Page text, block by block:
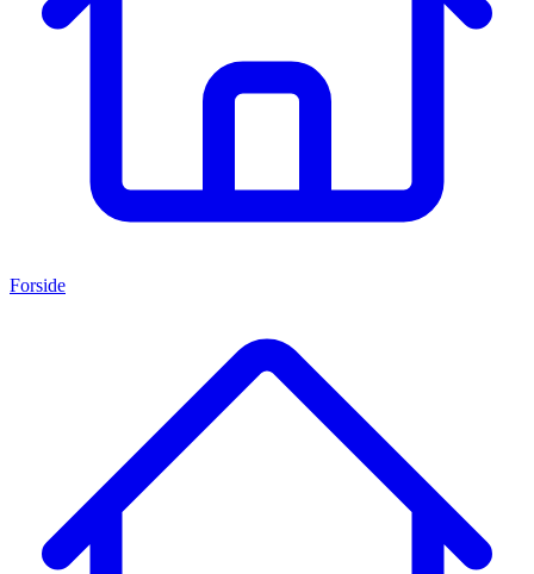
Forside